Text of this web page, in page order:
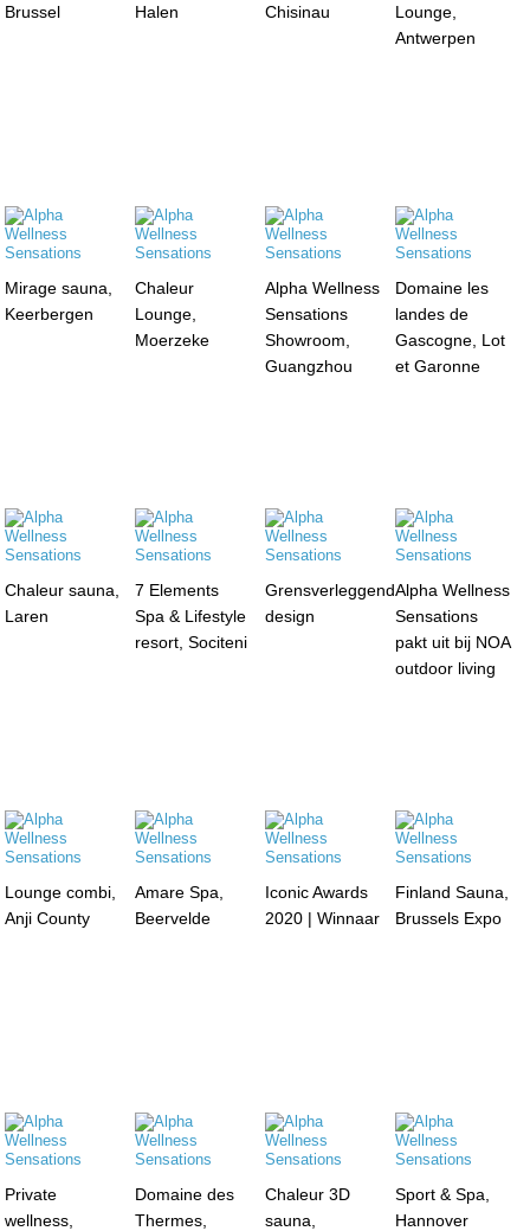
Brussel
Halen
Chisinau
Lounge,
Antwerpen
Mirage sauna,
Keerbergen
Chaleur
Lounge,
Moerzeke
Alpha Wellness
Sensations
Showroom,
Guangzhou
Domaine les
landes de
Gascogne, Lot
et Garonne
Chaleur sauna,
Laren
7 Elements
Spa & Lifestyle
resort, Sociteni
Grensverleggend
design
Alpha Wellness
Sensations
pakt uit bij NOA
outdoor living
Lounge combi,
Anji County
Amare Spa,
Beervelde
Iconic Awards
2020 | Winnaar
Finland Sauna,
Brussels Expo
Private
wellness,
Domaine des
Thermes,
Chaleur 3D
sauna,
Sport & Spa,
Hannover